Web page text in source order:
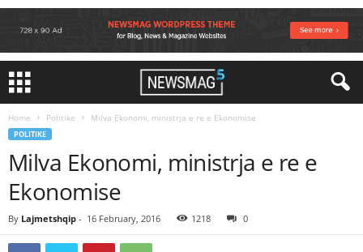
Home Politike Milva Ekonomi, ministrja e re e Ekonomise
POLITIKE
Milva Ekonomi, ministrja e re e
Ekonomise
By Lajmetshqip - 16 February, 2016 1218 0